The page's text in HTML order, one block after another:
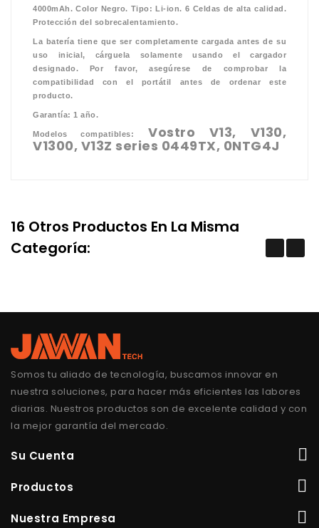
4000mAh. Color Negro. Tipo: Li-ion. 6 Celdas de alta calidad.
Protección del sobrecalentamiento.
La batería tiene que ser completamente cargada antes de su
uso inicial, cárguela solamente usando el cargador
designado. Por favor, asegúrese de comprobar la
compatibilidad con el portátil antes de ordenar este
producto.
Garantía: 1 año.
Modelos compatibles: Vostro V13, V130,
V1300, V13Z series 0449TX, 0NTG4J
16 Otros Productos En La Misma
Categoría:
Somos tu aliado de tecnología, buscamos innovar en
nuestra soluciones, para hacer más eficientes las labores
diarias. Nuestros productos son de excelente calidad y con
la mejor garantía del mercado.
Su Cuenta
Productos
Nuestra Empresa